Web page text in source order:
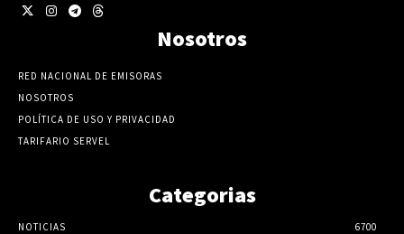
Nosotros
RED NACIONAL DE EMISORAS
NOSOTROS
POLÍTICA DE USO Y PRIVACIDAD
TARIFARIO SERVEL
Categorias
NOTICIAS
6700